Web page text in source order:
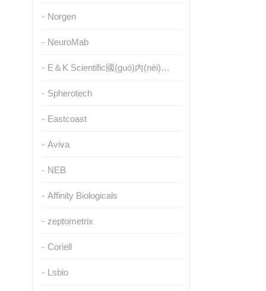
Norgen
NeuroMab
E＆K Scientific國(guó)內(nèi)授權(quán)代理
Spherotech
Eastcoast
Aviva
NEB
Affinity Biologicals
zeptometrix
Coriell
Lsbio